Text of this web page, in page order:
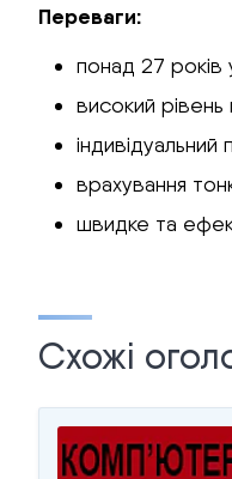
Переваги:
понад 27 років
високий рівень
індивідуальний
врахування
швидке та
Схожі